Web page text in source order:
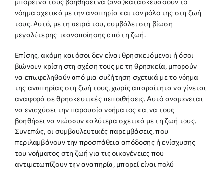
μπορεί να τους βοηθήσει να (ανα)κατασκευάσουν το
νόημα σχετικά με την αναπηρία και τον ρόλο της στη ζωή
τους. Αυτό, με τη σειρά του, συμβάλει στη βίωση
μεγαλύτερης ικανοποίησης από τη ζωή.
Επίσης, ακόμη και όσοι δεν είναι θρησκευόμενοι ή όσοι
βιώνουν κρίση στη σχέση τους με τη θρησκεία, μπορούν
να επωφεληθούν από μια συζήτηση σχετικά με το νόημα
της αναπηρίας στη ζωή τους, χωρίς απαραίτητα να γίνεται
αναφορά σε θρησκευτικές πεποιθήσεις. Αυτό αναμένεται
να ενισχύσει την παρουσία νοήματος και να τους
βοηθήσει να νιώσουν καλύτερα σχετικά με τη ζωή τους.
Συνεπώς, οι συμβουλευτικές παρεμβάσεις, που
περιλαμβάνουν την προσπάθεια απόδοσης ή ενίσχυσης
του νοήματος στη ζωή για τις οικογένειες που
αντιμετωπίζουν την αναπηρία, μπορεί είναι πολύ